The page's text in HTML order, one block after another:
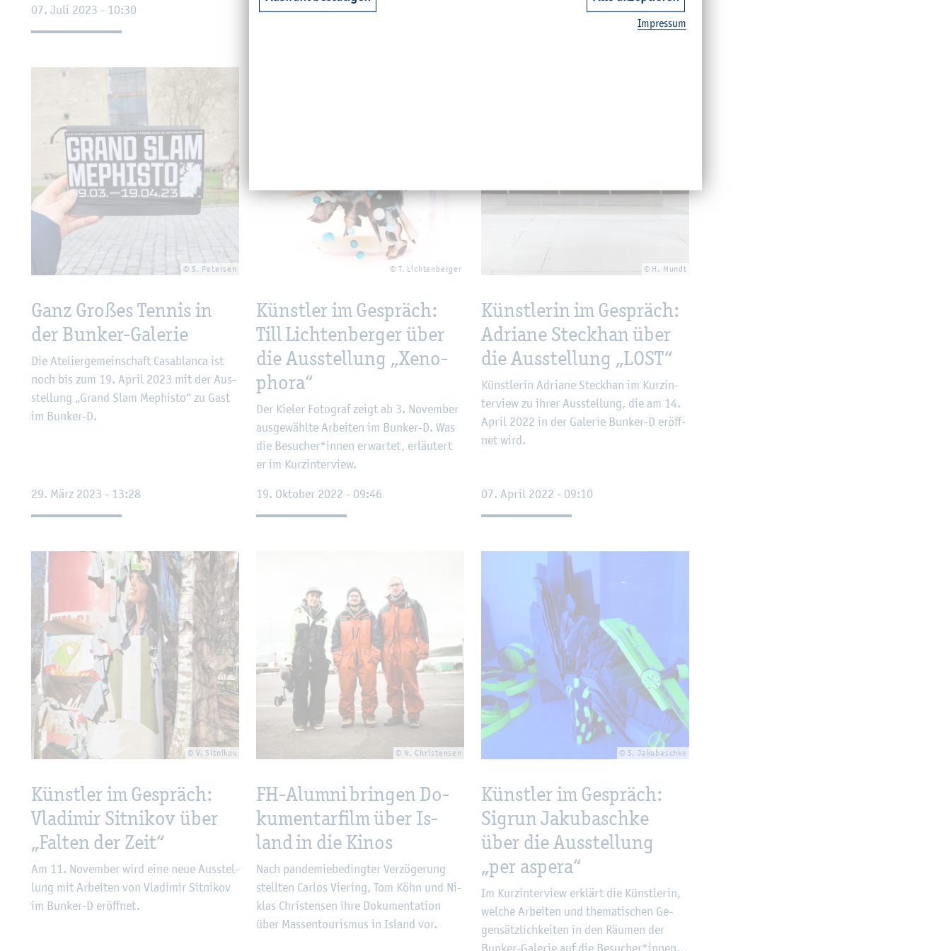
07. Juli 2023 - 10:30 30. Juni 2023 - 09:12
© S. Pe­ter­sen
Ganz Gro­ßes Ten­nis in
der Bun­ker-Ga­le­rie
Die Ate­lier­ge­mein­schaft Ca­sa­blan­ca ist
noch bis zum 19. April 2023 mit der Aus­
stel­lung „Grand Slam Me­phis­to“ zu Gast
im Bun­ker-D.
29. März 2023 - 13:28
© T. Lich­ten­ber­ger
Künst­ler im Ge­spräch:
Till Lich­ten­ber­ger über
die Aus­stel­lung „Xe­no­
pho­ra“
Der Kie­ler Fo­to­graf zeigt ab 3. No­vem­ber
aus­ge­wähl­te Ar­bei­ten im Bun­ker-D. Was
die Be­su­cher*innen er­war­tet, er­läu­tert
er im Kurz­in­ter­view.
19. Ok­to­ber 2022 - 09:46
© H. Mundt
Künst­le­rin im Ge­spräch:
Adria­ne Steck­han über
die Aus­stel­lung „LOST“
Künst­le­rin Adria­ne Steck­han im Kurz­in­
ter­view zu ihrer Aus­stel­lung, die am 14.
April 2022 in der Ga­le­rie Bun­ker-D er­öff­
net wird.
07. April 2022 - 09:10
© V. Sit­ni­kov
Künst­ler im Ge­spräch:
Vla­di­mir Sit­ni­kov über
„Fal­ten der Zeit“
Am 11. No­vem­ber wird eine neue Aus­stel­
lung mit Ar­bei­ten von Vla­di­mir Sit­ni­kov
im Bun­ker-D er­öff­net.
© N. Chris­ten­sen
FH-Alum­ni brin­gen Do­
ku­men­tar­film über Is­
land in die Kinos
Nach pan­de­mie­be­ding­ter Ver­zö­ge­rung
stell­ten Car­los Vie­ring, Tom Köhn und Ni­
klas Chris­ten­sen ihre Do­ku­men­ta­ti­on
über Mas­sen­tou­ris­mus in Is­land vor.
© S. Ja­ku­basch­ke
Künst­ler im Ge­spräch:
Sig­run Ja­ku­basch­ke
über die Aus­stel­lung
„per as­pe­ra“
Im Kurz­in­ter­view er­klärt die Künst­le­rin,
wel­che Ar­bei­ten und the­ma­ti­schen Ge­
gen­sätz­lich­kei­ten in den Räu­men der
Bun­ker-Ga­le­rie auf die Be­su­cher*innen…
Im­pres­sum